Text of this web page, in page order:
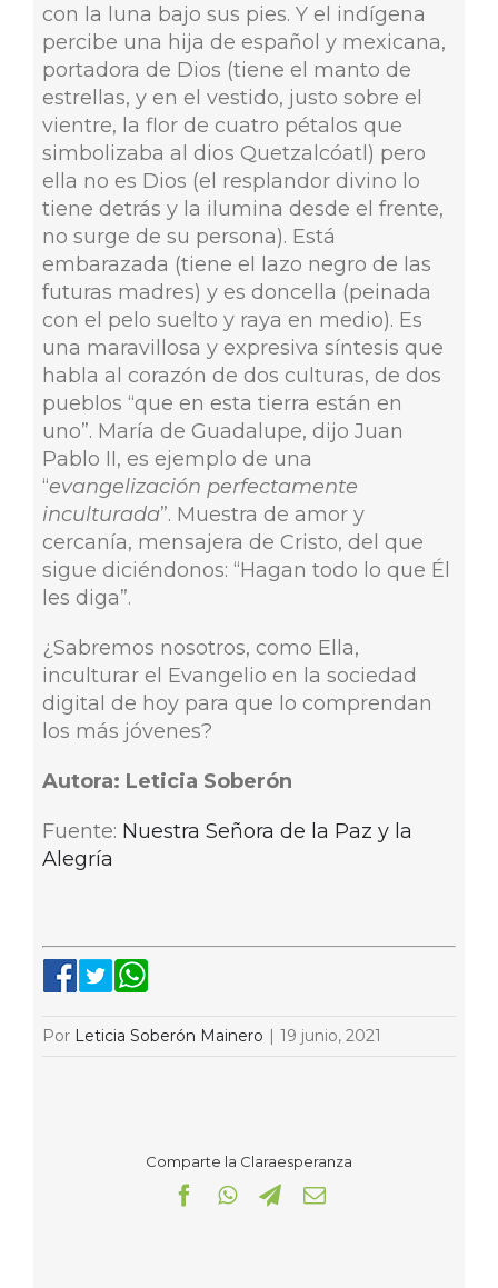
con la luna bajo sus pies. Y el indígena
percibe una hija de español y mexicana,
portadora de Dios (tiene el manto de
estrellas, y en el vestido, justo sobre el
vientre, la flor de cuatro pétalos que
simbolizaba al dios Quetzalcóatl) pero
ella no es Dios (el resplandor divino lo
tiene detrás y la ilumina desde el frente,
no surge de su persona). Está
embarazada (tiene el lazo negro de las
futuras madres) y es doncella (peinada
con el pelo suelto y raya en medio). Es
una maravillosa y expresiva síntesis que
habla al corazón de dos culturas, de dos
pueblos “que en esta tierra están en
uno”. María de Guadalupe, dijo Juan
Pablo II, es ejemplo de una
“evangelización perfectamente
inculturada”. Muestra de amor y
cercanía, mensajera de Cristo, del que
sigue diciéndonos: “Hagan todo lo que Él
les diga”.
¿Sabremos nosotros, como Ella,
inculturar el Evangelio en la sociedad
digital de hoy para que lo comprendan
los más jóvenes?
Autora: Leticia Soberón
Fuente: Nuestra Señora de la Paz y la
Alegría
Por Leticia Soberón Mainero | 19 junio, 2021
Comparte la Claraesperanza
Facebook
WhatsApp
Telegram
Correo